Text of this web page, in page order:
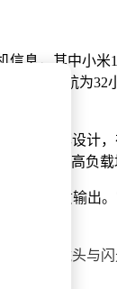
息，其中小
测试续航为
2K分辨率设计
效应对高负载
超清画质输出
块内置镜头与